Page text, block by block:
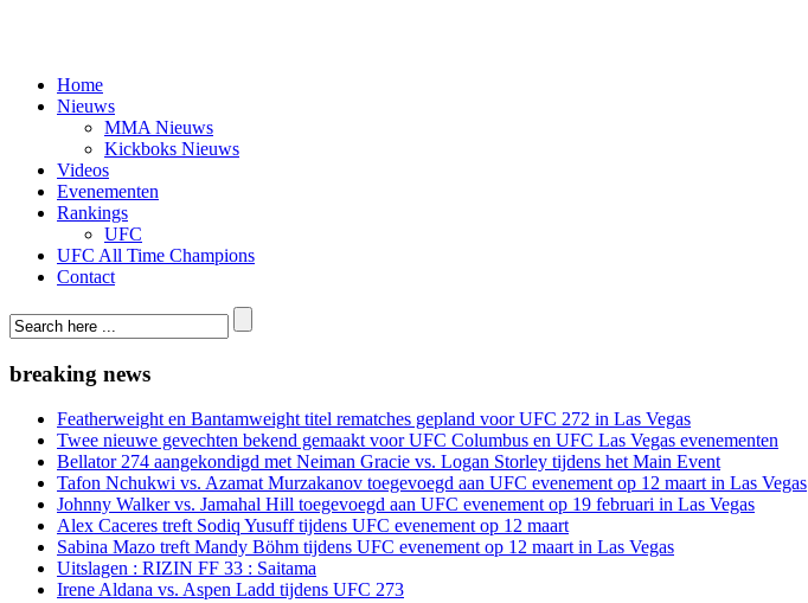
Home
Nieuws
MMA Nieuws
Kickboks Nieuws
Videos
Evenementen
Rankings
UFC
UFC All Time Champions
Contact
breaking news
Featherweight en Bantamweight titel rematches gepland voor UFC 272 in Las Vegas
Twee nieuwe gevechten bekend gemaakt voor UFC Columbus en UFC Las Vegas evenementen
Bellator 274 aangekondigd met Neiman Gracie vs. Logan Storley tijdens het Main Event
Tafon Nchukwi vs. Azamat Murzakanov toegevoegd aan UFC evenement op 12 maart in Las Vegas
Johnny Walker vs. Jamahal Hill toegevoegd aan UFC evenement op 19 februari in Las Vegas
Alex Caceres treft Sodiq Yusuff tijdens UFC evenement op 12 maart
Sabina Mazo treft Mandy Böhm tijdens UFC evenement op 12 maart in Las Vegas
Uitslagen : RIZIN FF 33 : Saitama
Irene Aldana vs. Aspen Ladd tijdens UFC 273